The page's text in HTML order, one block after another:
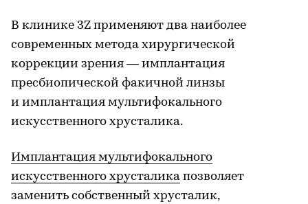
В клинике 3Z применяют два наиболее
современных метода хирургической
коррекции зрения — имплантация
пресбиопической факичной линзы
и имплантация мультифокального
искусственного хрусталика.
Имплантация мультифокального
искусственного хрусталика позволяет
заменить собственный хрусталик,